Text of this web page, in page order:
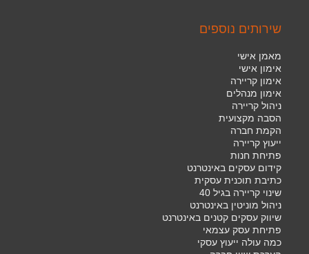
שירותים נוספים
מאמן אישי
אימון אישי
אימון קריירה
אימון מנהלים
ניהול קריירה
הסבה מקצועית
הקמת חברה
ייעוץ קריירה
פתיחת חנות
קידום עסקים באינטרנט
כתיבת תוכנית עסקית
שינוי קריירה בגיל 40
ניהול מוניטין באינטרנט
שיווק עסקים קטנים באינטרנט
פתיחת עסק עצמאי
כמה עולה ייעוץ עסקי